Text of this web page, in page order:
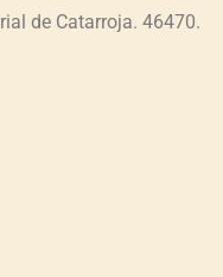
de Catarroja. 46470.